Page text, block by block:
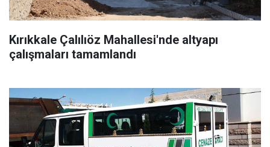
Kırıkkale Çalılıöz Mahallesi'nde altyapı
çalışmaları tamamlandı